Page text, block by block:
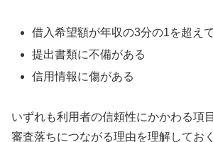
借入希望額が年収の3分の1を超え
提出書類に不備がある
信用情報に傷がある
いずれも利用者の信頼性にかかわる項
審査落ちにつながる理由を理解してお